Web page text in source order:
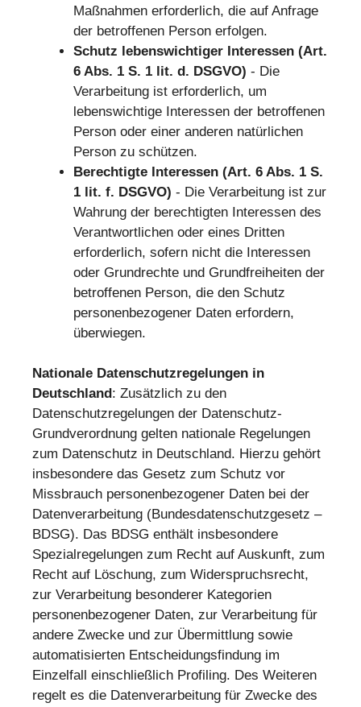
Maßnahmen erforderlich, die auf Anfrage
der betroffenen Person erfolgen.
Schutz lebenswichtiger Interessen (Art.
6 Abs. 1 S. 1 lit. d. DSGVO) - Die
Verarbeitung ist erforderlich, um
lebenswichtige Interessen der betroffenen
Person oder einer anderen natürlichen
Person zu schützen.
Berechtigte Interessen (Art. 6 Abs. 1 S.
1 lit. f. DSGVO) - Die Verarbeitung ist zur
Wahrung der berechtigten Interessen des
Verantwortlichen oder eines Dritten
erforderlich, sofern nicht die Interessen
oder Grundrechte und Grundfreiheiten der
betroffenen Person, die den Schutz
personenbezogener Daten erfordern,
überwiegen.
Nationale Datenschutzregelungen in
Deutschland: Zusätzlich zu den
Datenschutzregelungen der Datenschutz-
Grundverordnung gelten nationale Regelungen
zum Datenschutz in Deutschland. Hierzu gehört
insbesondere das Gesetz zum Schutz vor
Missbrauch personenbezogener Daten bei der
Datenverarbeitung (Bundesdatenschutzgesetz –
BDSG). Das BDSG enthält insbesondere
Spezialregelungen zum Recht auf Auskunft, zum
Recht auf Löschung, zum Widerspruchsrecht,
zur Verarbeitung besonderer Kategorien
personenbezogener Daten, zur Verarbeitung für
andere Zwecke und zur Übermittlung sowie
automatisierten Entscheidungsfindung im
Einzelfall einschließlich Profiling. Des Weiteren
regelt es die Datenverarbeitung für Zwecke des